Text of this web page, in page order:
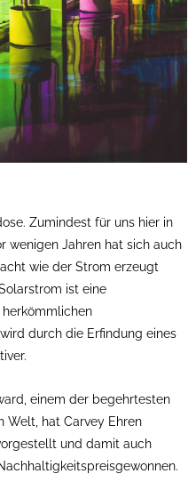
Zumindest für uns hier in
wenigen Jahren hat sich auch
wie der Strom erzeugt
ist eine
durch die Erfindung eines
einem der begehrtesten
Welt, hat Carvey Ehren
und damit auch